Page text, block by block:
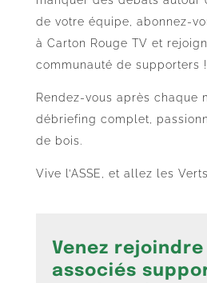
de votre équipe, abonnez-
à Carton Rouge TV et
communauté de supporters !
Rendez-vous après chaque
débriefing complet,
de bois.
Vive l’ASSE, et allez les
Venez rejoindre
associés